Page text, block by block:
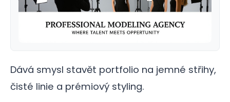
Dává smysl stavět portfolio na jemné střihy,
čisté linie a prémiový styling.